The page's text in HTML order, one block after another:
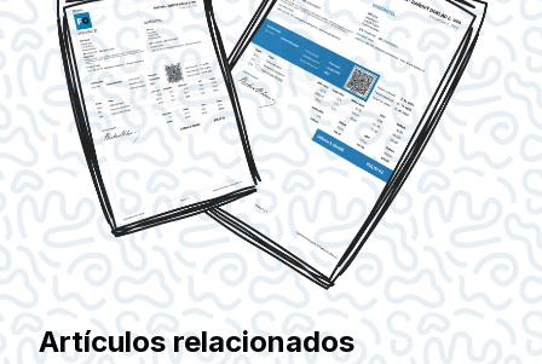
Artículos relacionados